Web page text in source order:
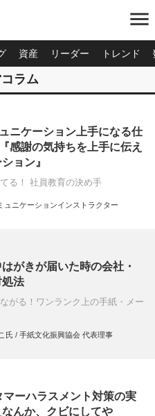
menu
資産 リーダー トレンド
ラム
ニケーション上手になる仕
感謝の気持ちを上手に伝え
ョン』
る！ 社員教育の決め手
ュニケーションインストラクター
がきが届いた時の会社・
法
がる！ワンランク上の手紙・メー
氏 / 手紙文化振興協会 代表理事
ーハラスメント対策の実
んか、クビにしてや